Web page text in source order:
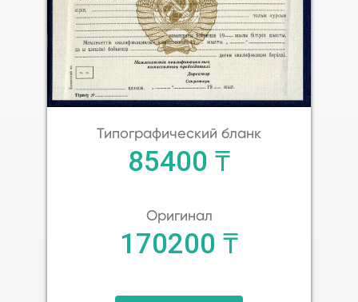
Типографический бланк
85400 ₸
Оригинал
170200 ₸